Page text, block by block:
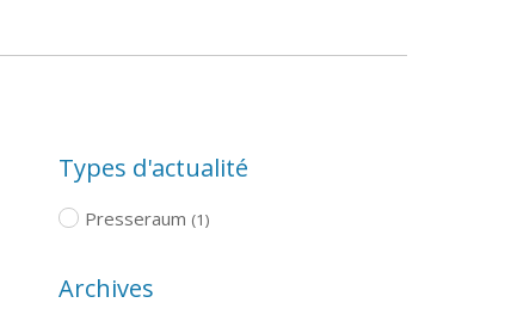
Types d'actualité
Presseraum (1)
Archives